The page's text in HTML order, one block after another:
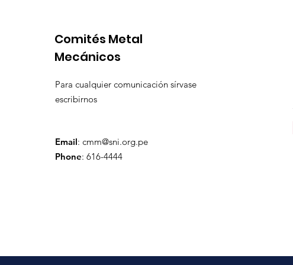
Comités Metal
Mecánicos
Para cualquier comunicación sírvase
escribirnos
Email: cmm@sni.org.pe
Phone: 616-4444